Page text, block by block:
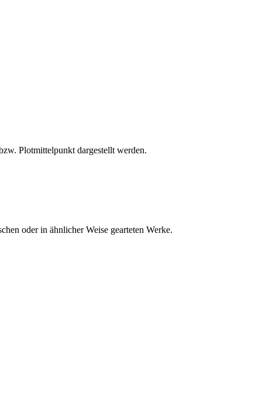
Plotmittelpunkt dargestellt werden.
oder in ähnlicher Weise gearteten Werke.